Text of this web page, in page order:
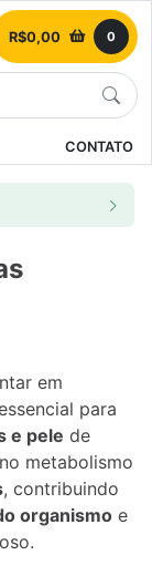
R$0,00 0
CONTATO
em
para
e pele de
metabolismo
, contribuindo
organismo e